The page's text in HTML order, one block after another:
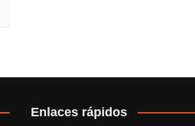
Enlaces rápidos